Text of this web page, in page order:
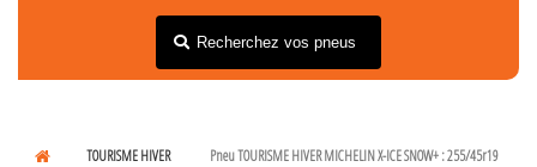
Recherchez vos pneus
TOURISME HIVER
Pneu TOURISME HIVER MICHELIN X-ICE SNOW+ : 255/45r19